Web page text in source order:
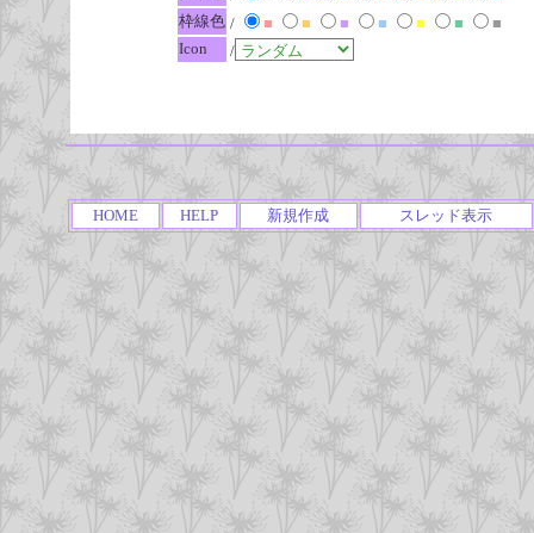
枠線色 / ■ ■ ■ ■ ■ ■
■
Icon
/
HOME HELP 新規作成 スレッド表示